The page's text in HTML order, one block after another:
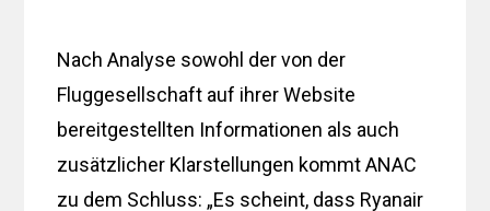
Nach Analyse sowohl der von der
Fluggesellschaft auf ihrer Website
bereitgestellten Informationen als auch
zusätzlicher Klarstellungen kommt ANAC
zu dem Schluss: „Es scheint, dass Ryanair